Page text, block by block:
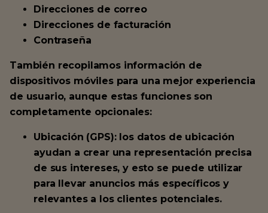
Direcciones de correo
Direcciones de facturación
Contraseña
También recopilamos información de
dispositivos móviles para una mejor experiencia
de usuario, aunque estas funciones son
completamente opcionales:
Ubicación (GPS): los datos de ubicación
ayudan a crear una representación precisa
de sus intereses, y esto se puede utilizar
para llevar anuncios más específicos y
relevantes a los clientes potenciales.